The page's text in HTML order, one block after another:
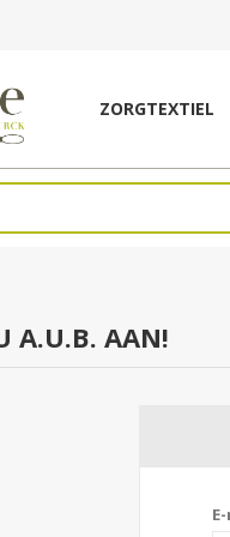
ZORGTEXTIEL
A.U.B. AAN!